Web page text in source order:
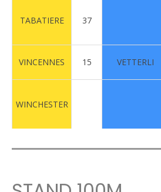
TABATIERE 37
VINCENNES 15 VETTERLI
WINCHESTER